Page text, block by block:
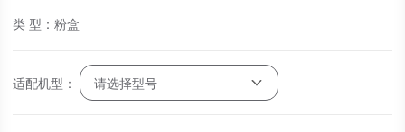
类 型：粉盒
适配机型： 请选择型号